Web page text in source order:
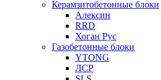
Керамзитобетонные блоки
Алексин
RRD
Хоган Рус
Газобетонные блоки
YTONG
ЛСР